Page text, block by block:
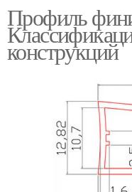
Профиль
конструкций